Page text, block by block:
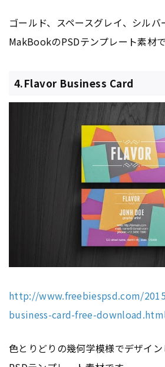
ゴールド、スペースグレイ、シル
MakBookのPSDテンプレート素材で
4.Flavor Business Card
http://www.freebiespsd.com/
business-card-free-
色とりどりの幾何学模様でデザイ